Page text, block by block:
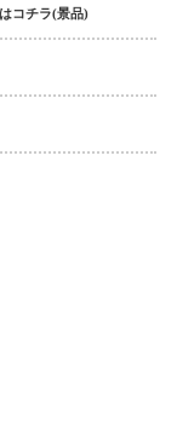
コチラ(景品)